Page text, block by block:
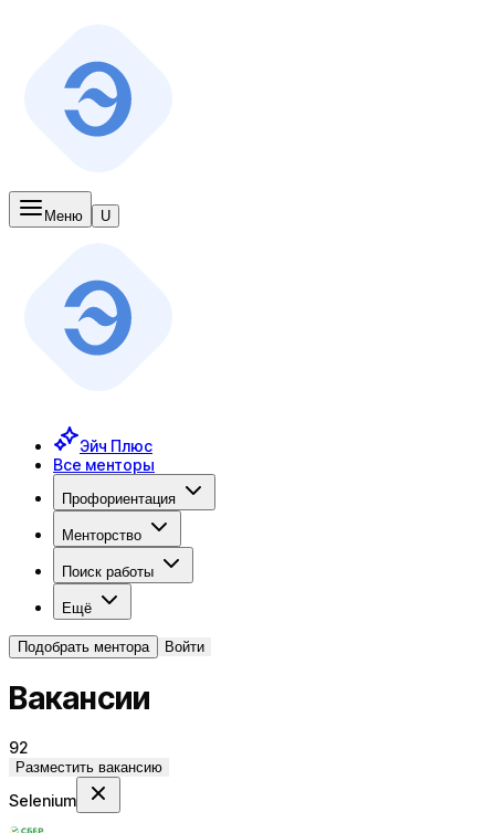
Меню U
Эйч Плюс
Все менторы
Профориентация
Менторство
Поиск работы
Ещё
Подобрать ментора Войти
Вакансии
92
Разместить вакансию
Selenium